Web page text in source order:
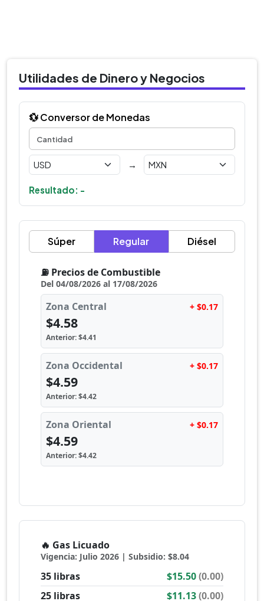
Utilidades de Dinero y Negocios
💱 Conversor de Monedas
→
Resultado: -
Súper Regular Diésel